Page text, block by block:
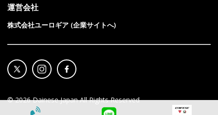
運営会社
株式会社ユーロギア (企業サイトへ)
©2026Dainese Japan All Rights Reserved